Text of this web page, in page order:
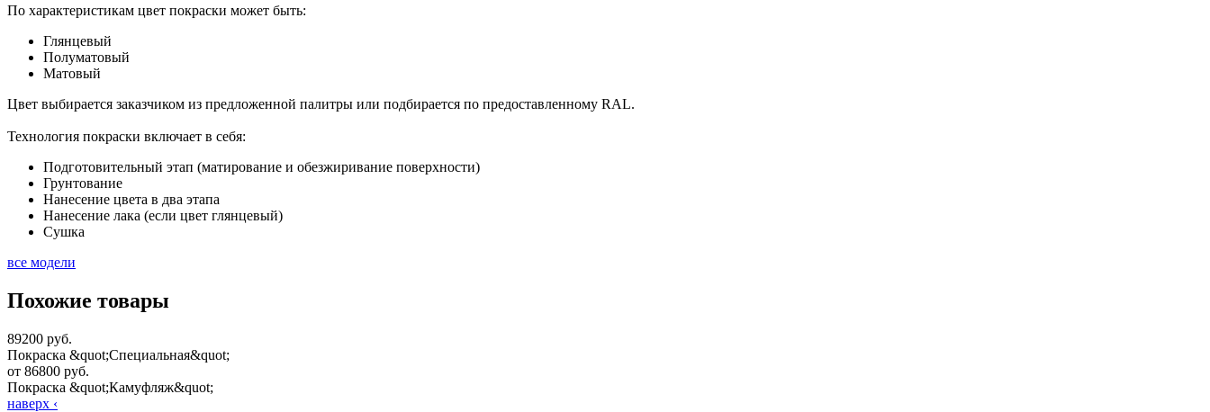
По характеристикам цвет покраски может быть:
Глянцевый
Полуматовый
Матовый
Цвет выбирается заказчиком из предложенной палитры или подбирается по предоставленному RAL.
Технология покраски включает в себя:
Подготовительный этап (матирование и обезжиривание поверхности)
Грунтование
Нанесение цвета в два этапа
Нанесение лака (если цвет глянцевый)
Сушка
все модели
Похожие товары
89200 руб.
Покраска &quot;Специальная&quot;
от 86800 руб.
Покраска &quot;Камуфляж&quot;
наверх ‹